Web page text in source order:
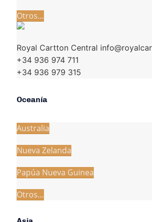
Otros…
Royal Cartton Central
+34 936 974 711
+34 936 979 315
Oceanía
Australia
Nueva Zelanda
Papúa Nueva Guinea
Otros…